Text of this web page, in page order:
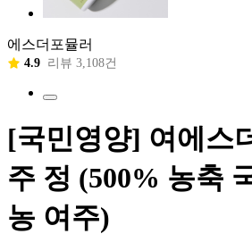
에스더포뮬러
4.9 리뷰 3,108건
[국민영양] 여에스
주 정 (500% 농축
농 여주)